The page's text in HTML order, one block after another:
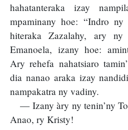
hahatanteraka izay
mpaminany hoe: “Indro
hiteraka Zazalahy, ary
Emanoela, izany hoe:
Ary rehefa nahatsiaro
dia nanao araka izay
nampakatra ny vadiny.
— Izany àry ny tenin’ny
Anao, ry Kristy!